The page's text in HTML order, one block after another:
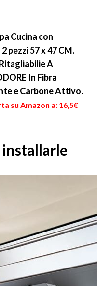
Cucina con
pezzi 57 x 47 CM.
A
In Fibra
e Carbone Attivo.
su Amazon a: 16,5€
installarle